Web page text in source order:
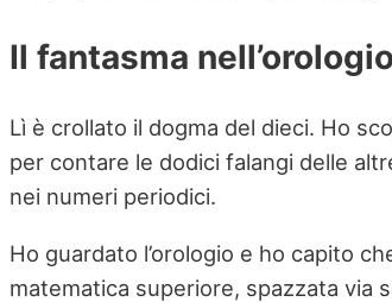
Il fantasma nell’orologio
Lì è crollato il dogma del dieci. Ho
per contare le dodici falangi delle
nei numeri periodici.
Ho guardato l’orologio e ho capito
matematica superiore, spazzata via